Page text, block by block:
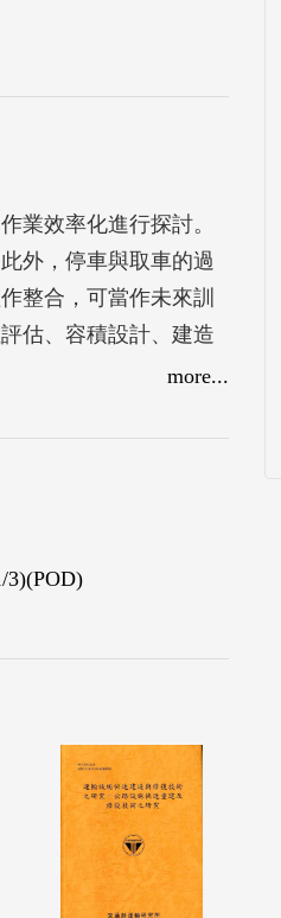
業效率化進行探討。
外，停車與取車的過
整合，可當作未來訓
估、容積設計、建造
自動倉儲式兩類原型
more...